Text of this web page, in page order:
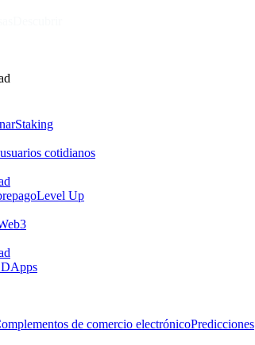
Staking
cotidianos
Level Up
de comercio electrónicoPredicciones